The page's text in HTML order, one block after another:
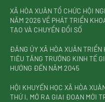
XÃ HÒA XUÂN TỔ CHỨC HỘI
NĂM 2026 VỀ PHÁT TRIỂN
TẠO VÀ CHUYỂN ĐỔI SỐ
ĐẢNG ỦY XÃ HÒA XUÂN TRIỂN
TIÊU TĂNG TRƯỞNG KINH TẾ
HƯỚNG ĐẾN NĂM 2045
HỘI KHUYẾN HỌC XÃ HÒA
THỨ I, MỞ RA GIAI ĐOẠN MỚI